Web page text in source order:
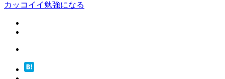
カッコイイ勉強になる